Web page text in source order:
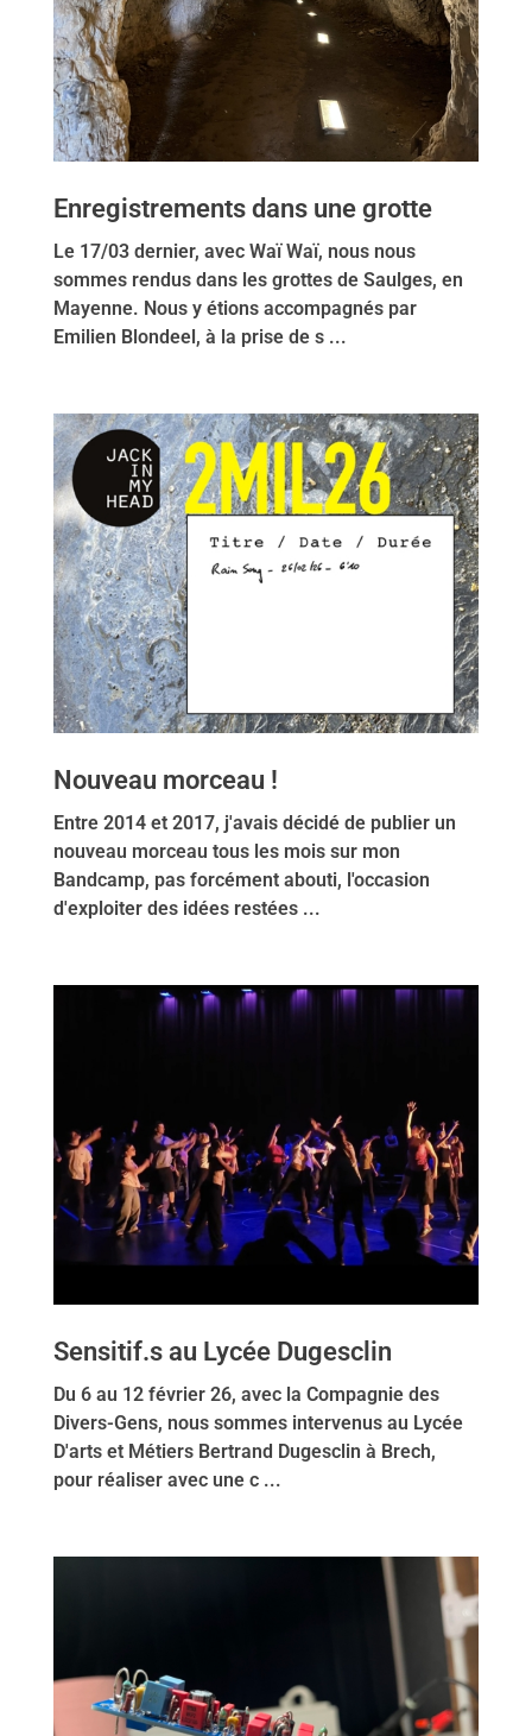
Enregistrements dans une grotte
Le 17/03 dernier, avec Waï Waï, nous nous
sommes rendus dans les grottes de Saulges, en
Mayenne. Nous y étions accompagnés par
Emilien Blondeel, à la prise de s ...
Nouveau morceau !
Entre 2014 et 2017, j'avais décidé de publier un
nouveau morceau tous les mois sur mon
Bandcamp, pas forcément abouti, l'occasion
d'exploiter des idées restées ...
Sensitif.s au Lycée Dugesclin
Du 6 au 12 février 26, avec la Compagnie des
Divers-Gens, nous sommes intervenus au Lycée
D'arts et Métiers Bertrand Dugesclin à Brech,
pour réaliser avec une c ...